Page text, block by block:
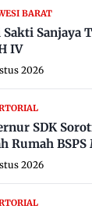
BARAT
Sakti Sanjaya
IV
2026
SDK
Rumah
2026